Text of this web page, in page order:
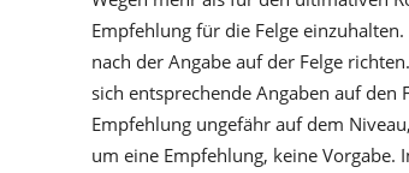
Empfehlung für die Felge
nach der Angabe auf der Felge
sich entsprechende Angaben auf
Empfehlung ungefähr auf dem
um eine Empfehlung, keine Vorgabe.